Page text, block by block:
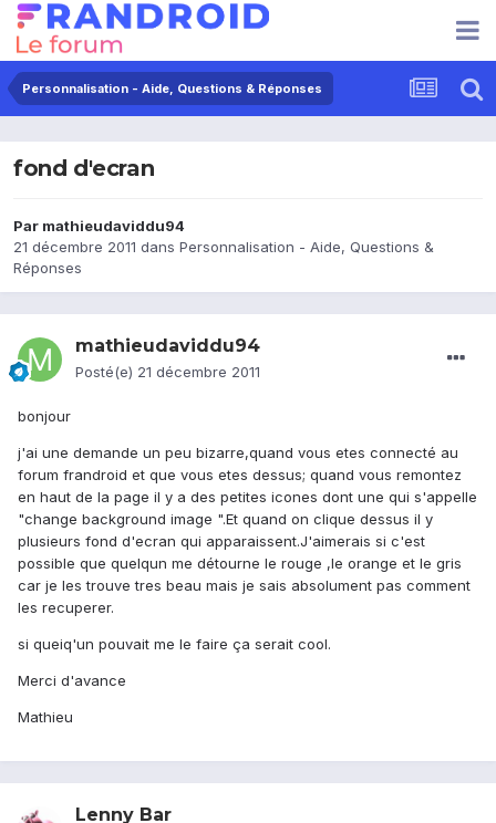
Personnalisation - Aide, Questions & Réponses
fond d'ecran
Par mathieudaviddu94
21 décembre 2011 dans Personnalisation - Aide, Questions &
Réponses
mathieudaviddu94
Posté(e) 21 décembre 2011
bonjour
j'ai une demande un peu bizarre,quand vous etes connecté au
forum frandroid et que vous etes dessus; quand vous remontez
en haut de la page il y a des petites icones dont une qui s'appelle
"change background image ".Et quand on clique dessus il y
plusieurs fond d'ecran qui apparaissent.J'aimerais si c'est
possible que quelqun me détourne le rouge ,le orange et le gris
car je les trouve tres beau mais je sais absolument pas comment
les recuperer.
si queiq'un pouvait me le faire ça serait cool.
Merci d'avance
Mathieu
Lenny Bar